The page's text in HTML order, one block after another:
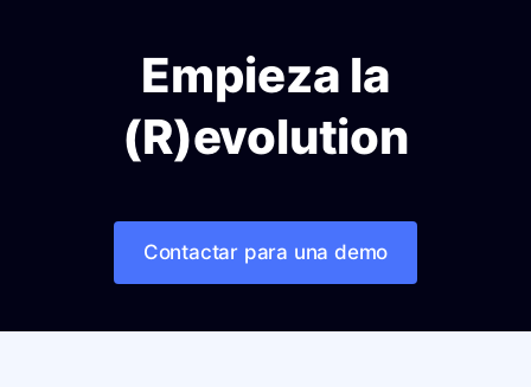
Empieza la
(R)evolution
Contactar para una demo